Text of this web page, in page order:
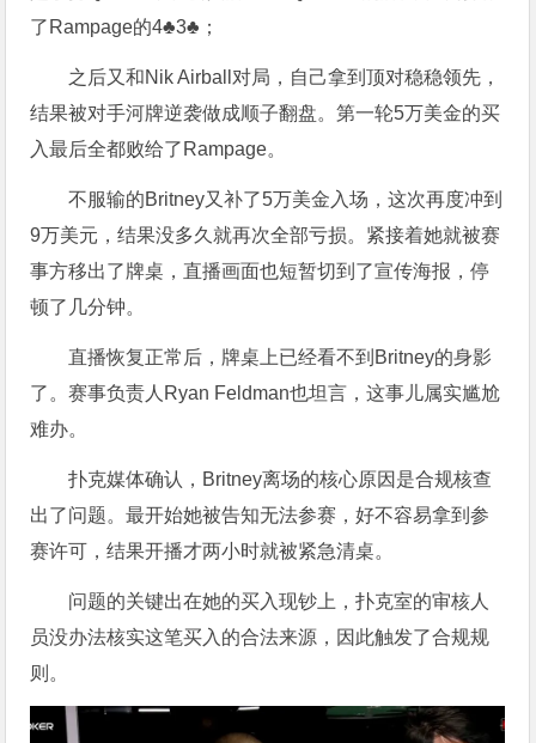
了Rampage的4♣3♣；
之后又和Nik Airball对局，自己拿到顶对稳稳领先，
结果被对手河牌逆袭做成顺子翻盘。第一轮5万美金的买
入最后全都败给了Rampage。
不服输的Britney又补了5万美金入场，这次再度冲到
9万美元，结果没多久就再次全部亏损。紧接着她就被赛
事方移出了牌桌，直播画面也短暂切到了宣传海报，停
顿了几分钟。
直播恢复正常后，牌桌上已经看不到Britney的身影
了。赛事负责人Ryan Feldman也坦言，这事儿属实尴尬
难办。
扑克媒体确认，Britney离场的核心原因是合规核查
出了问题。最开始她被告知无法参赛，好不容易拿到参
赛许可，结果开播才两小时就被紧急清桌。
问题的关键出在她的买入现钞上，扑克室的审核人
员没办法核实这笔买入的合法来源，因此触发了合规规
则。